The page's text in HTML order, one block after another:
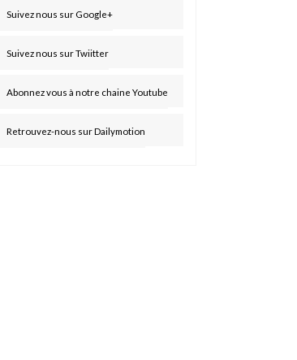
Suivez nous sur Google+
Suivez nous sur Twiitter
Abonnez vous à notre chaine Youtube
Retrouvez-nous sur Dailymotion